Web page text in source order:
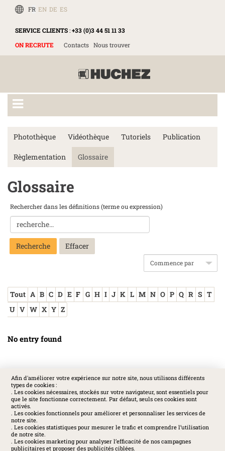
Afin d'améliorer votre expérience sur notre site, nous utilisons différents
types de cookies :
. Les cookies nécessaires, stockés sur votre navigateur, sont essentiels pour
que le site fonctionne correctement. Par défaut, seuls ces cookies sont
activés.
. Les cookies fonctionnels pour améliorer et personnaliser les services de
notre site.
. Les cookies statistiques pour mesurer le trafic et comprendre l’utilisation
de notre site.
. Les cookies marketing pour analyser l’efficacité de nos campagnes
publicitaires et proposer des publicités ciblées.
FR EN DE ES
SERVICE CLIENTS:+33 (0)3 44 51 11 33
ON RECRUTE
Contacts Nous trouver
Photothèque Vidéothèque Tutoriels Publication
Règlementation Glossaire
Glossaire
Rechercher dans les définitions (terme ou expression)
Recherche
Tout A B C D E F G H I J K L M N O P Q R S T
U V W X Y Z
No entry found
SOCIAL